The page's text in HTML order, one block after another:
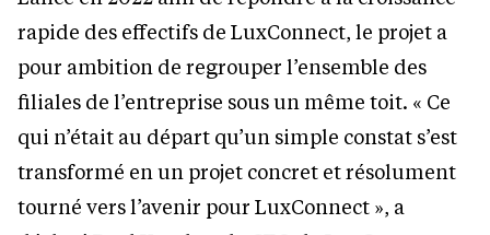
rapide des effectifs de LuxConnect, le projet a
pour ambition de regrouper l’ensemble des
filiales de l’entreprise sous un même toit. « Ce
qui n’était au départ qu’un simple constat s’est
transformé en un projet concret et résolument
tourné vers l’avenir pour LuxConnect », a